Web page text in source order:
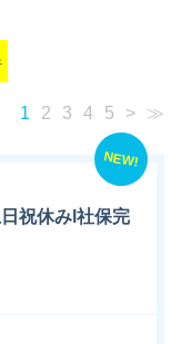
1 2 3 4 5 > ≫
NEW!
祝休みl社保完